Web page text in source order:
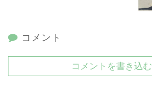
コメント
コメントを書き込む